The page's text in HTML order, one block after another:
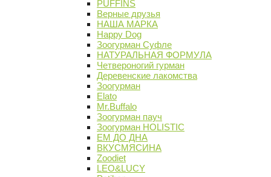
PUFFINS
Верные друзья
НАША МАРКА
Happy Dog
Зоогурман Суфле
НАТУРАЛЬНАЯ ФОРМУЛА
Четвероногий гурман
Деревенские лакомства
Зоогурман
Elato
Mr.Buffalo
Зоогурман пауч
Зоогурман HOLISTIC
ЕМ ДО ДНА
ВКУСМЯСИНА
Zoodiet
LEO&LUCY